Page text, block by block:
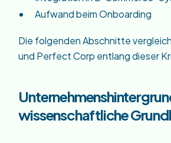
Aufwand beim Onboarding
Die folgenden Abschnitte
und Perfect Corp entlang dieser
wissenschaftliche